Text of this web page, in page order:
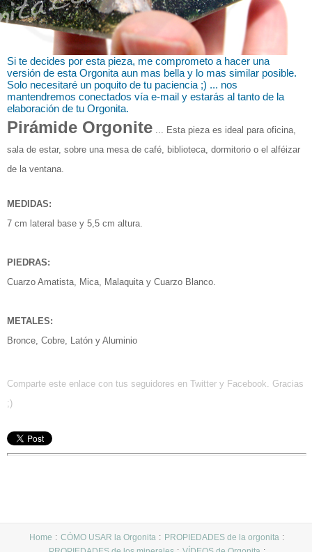
Si te decides por esta pieza, me comprometo a hacer una
versión de esta Orgonita aun mas bella y lo mas similar posible.
Solo necesitaré un poquito de tu paciencia ;) ... nos
mantendremos conectados vía e-mail y estarás al tanto de la
elaboración de tu Orgonita.
Pirámide Orgonite ... Esta pieza es ideal para oficina,
sala de estar, sobre una mesa de café, biblioteca, dormitorio o el alféizar
de la ventana.
MEDIDAS:
7 cm lateral base y 5,5 cm altura.
PIEDRAS:
Cuarzo Amatista, Mica, Malaquita y Cuarzo Blanco.
METALES:
Bronce, Cobre, Latón y A luminio
Comparte este enlace con tus seguidores en Twitter y Facebook. Gracias
;)
Home CÓMO USAR la Orgonita
PROPIEDADES de la orgonita